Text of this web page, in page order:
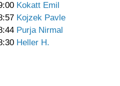
Kokatt Emil
Kojzek Pavle
Purja Nirmal
Heller H.